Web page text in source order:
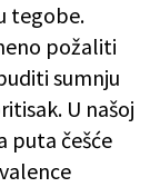
tegobe.
požaliti
sumnju
U našoj
puta češće